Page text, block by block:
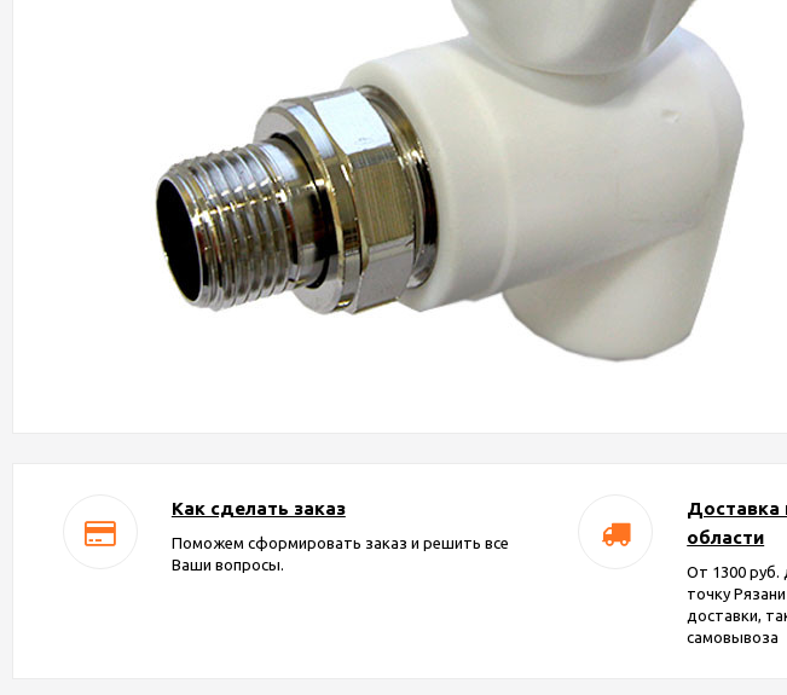
Как сделать заказ
Поможем сформировать заказ и решить все
Ваши вопросы.
Доставка
области
От 1300 руб.
точку
доставки,
самовывоза